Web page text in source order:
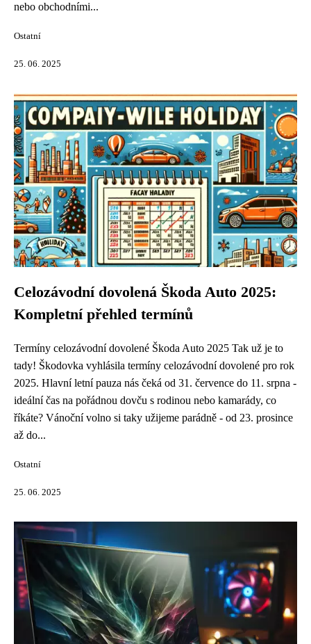
nebo obchodními...
Ostatní
25. 06. 2025
Celozávodní dovolená Škoda Auto 2025:
Kompletní přehled termínů
Termíny celozávodní dovolené Škoda Auto 2025 Tak už je to
tady! Škodovka vyhlásila termíny celozávodní dovolené pro rok
2025. Hlavní letní pauza nás čeká od 31. července do 11. srpna -
ideální čas na pořádnou dovču s rodinou nebo kamarády, co
říkáte? Vánoční volno si taky užijeme parádně - od 23. prosince
až do...
Ostatní
25. 06. 2025